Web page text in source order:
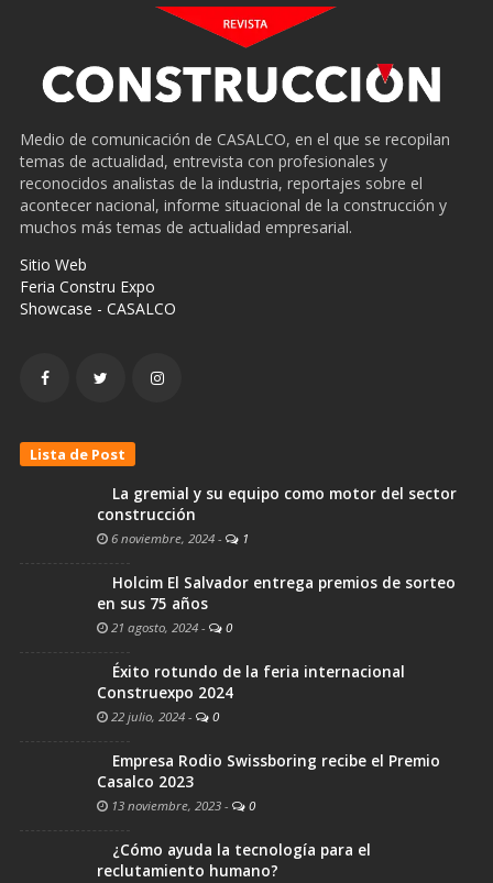
Medio de comunicación de CASALCO, en el que se recopilan
temas de actualidad, entrevista con profesionales y
reconocidos analistas de la industria, reportajes sobre el
acontecer nacional, informe situacional de la construcción y
muchos más temas de actualidad empresarial.
Sitio Web
Feria Constru Expo
Showcase - CASALCO
Lista de Post
La gremial y su equipo como motor del sector
construcción
6 noviembre, 2024 - 1
Holcim El Salvador entrega premios de sorteo
en sus 75 años
21 agosto, 2024 - 0
Éxito rotundo de la feria internacional
Construexpo 2024
22 julio, 2024 - 0
Empresa Rodio Swissboring recibe el Premio
Casalco 2023
13 noviembre, 2023 - 0
¿Cómo ayuda la tecnología para el
reclutamiento humano?